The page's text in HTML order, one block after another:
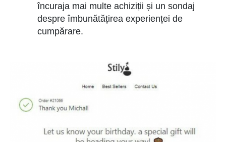
încuraja mai multe achiziții și un sondaj
despre îmbunătățirea experienței de
cumpărare.